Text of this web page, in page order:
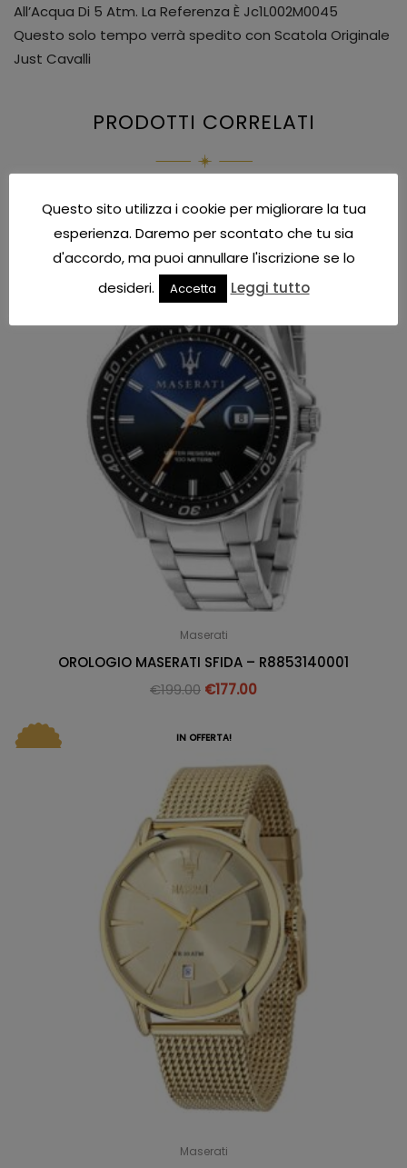
All’Acqua Di 5 Atm. La Referenza È Jc1L002M0045
Questo solo tempo verrà spedito con Scatola Originale
Just Cavalli
PRODOTTI CORRELATI
IN OFFERTA!
Maserati
OROLOGIO MASERATI SFIDA – R8853140001
€199.00 €177.00
IN OFFERTA!
Maserati
Questo sito utilizza i cookie per migliorare la tua
esperienza. Daremo per scontato che tu sia
d'accordo, ma puoi annullare l'iscrizione se lo
desideri.
Accetta Leggi tutto